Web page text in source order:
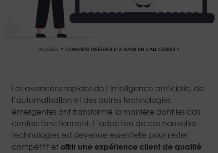
ACCUEIL COMMENT INTÉGRER L’IA DANS UN CALL CENTER ?
Les avancées rapides de l’intelligence artificielle, de
l’automatisation et des autres technologies
émergentes ont transformé la manière dont les call
centers fonctionnent. L’adoption de ces nouvelles
technologies est devenue essentielle pour rester
compétitif et offrir une expérience client de qualité